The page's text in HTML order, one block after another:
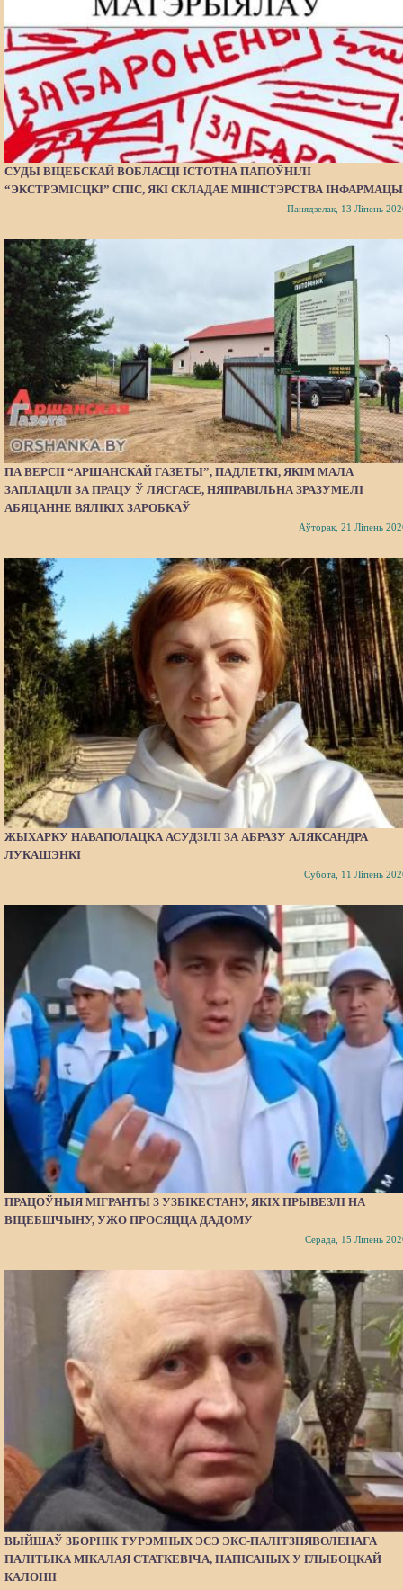
СУДЫ ВІЦЕБСКАЙ ВОБЛАСЦІ ІСТОТНА ПАПОЎНІЛІ
“ЭКСТРЭМІСЦКІ” СПІС, ЯКІ СКЛАДАЕ МІНІСТЭРСТВА
Панядзелак, 13 Ліпень
ПА ВЕРСІІ “АРШАНСКАЙ ГАЗЕТЫ”, ПАДЛЕТКІ, ЯКІМ МАЛА
ЗАПЛАЦІЛІ ЗА ПРАЦУ Ў ЛЯСГАСЕ, НЯПРАВІЛЬНА ЗРАЗУМЕЛІ
АБЯЦАННЕ ВЯЛІКІХ ЗАРОБКАЎ
Аўторак, 21 Ліпень
ЖЫХАРКУ НАВАПОЛАЦКА АСУДЗІЛІ ЗА АБРАЗУ АЛЯКСАНДРА
ЛУКАШЭНКІ
Субота, 11 Ліпень
ПРАЦОЎНЫЯ МІГРАНТЫ З УЗБІКЕСТАНУ, ЯКІХ ПРЫВЕЗЛІ НА
ВІЦЕБШЧЫНУ, УЖО ПРОСЯЦЦА ДАДОМУ
Серада, 15 Ліпень
ВЫЙШАЎ ЗБОРНІК ТУРЭМНЫХ ЭСЭ ЭКС-ПАЛІТЗНЯВОЛЕНАГА
ПАЛІТЫКА МІКАЛАЯ СТАТКЕВІЧА, НАПІСАНЫХ У ГЛЫБОЦКАЙ
КАЛОНІІ